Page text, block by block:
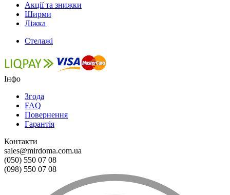
Акції та знижки
Ширми
Ліжка
Стелажі
Інфо
Згода
FAQ
Повернення
Гарантія
Контакти
sales@mirdoma.com.ua
(050) 550 07 08
(098) 550 07 08